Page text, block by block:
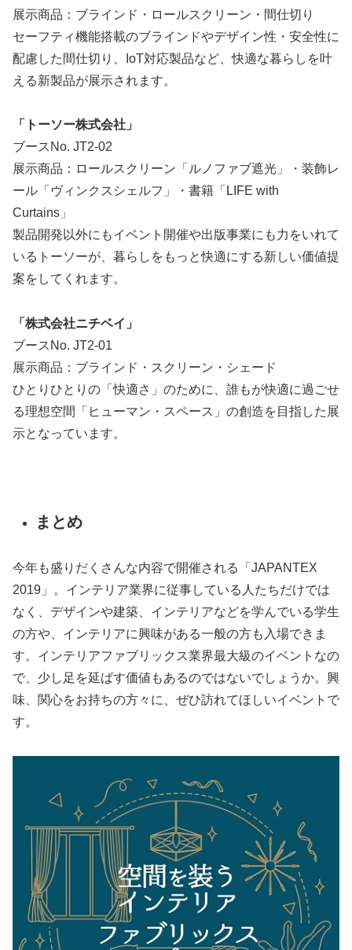
展示商品：ブラインド・ロールスクリーン・間仕切り
セーフティ機能搭載のブラインドやデザイン性・安全性に
配慮した間仕切り、IoT対応製品など、快適な暮らしを叶
える新製品が展示されます。
「トーソー株式会社」
ブースNo. JT2-02
展示商品：ロールスクリーン「ルノファブ遮光」・装飾レ
ール「ヴィンクスシェルフ」・書籍「LIFE with
Curtains」
製品開発以外にもイベント開催や出版事業にも力をいれて
いるトーソーが、暮らしをもっと快適にする新しい価値提
案をしてくれます。
「株式会社ニチベイ」
ブースNo. JT2-01
展示商品：ブラインド・スクリーン・シェード
ひとりひとりの「快適さ」のために、誰もが快適に過ごせ
る理想空間「ヒューマン・スペース」の創造を目指した展
示となっています。
まとめ
今年も盛りだくさんな内容で開催される「JAPANTEX
2019」。インテリア業界に従事している人たちだけでは
なく、デザインや建築、インテリアなどを学んでいる学生
の方や、インテリアに興味がある一般の方も入場できま
す。インテリアファブリックス業界最大級のイベントなの
で、少し足を延ばす価値もあるのではないでしょうか。興
味、関心をお持ちの方々に、ぜひ訪れてほしいイベントで
す。